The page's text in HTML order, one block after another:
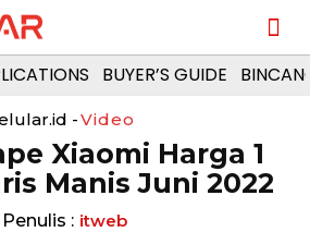
BUYER’S GUIDE
-Video
Xiaomi Harga 1
Manis Juni 2022
Penulis : itweb